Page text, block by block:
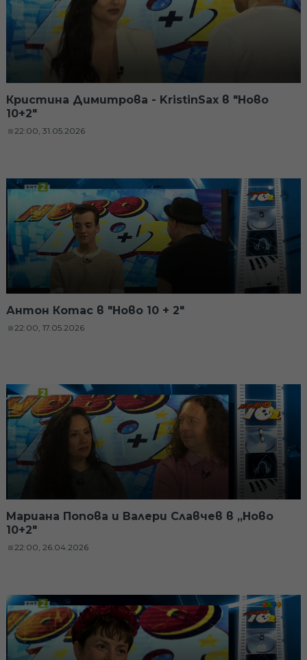
Кристина Димитрова - KristinSax в "Ново
10+2"
22:00, 31.05.2026
Антон Котас в "Ново 10 + 2"
22:00, 17.05.2026
Мариана Попова и Валери Славчев в „Ново
10+2"
22:00, 26.04.2026